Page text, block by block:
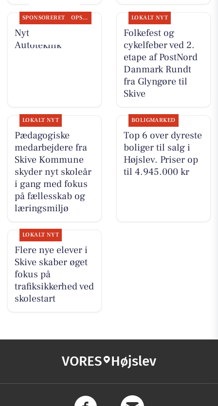
SPONSORERET OPSLAGSTAVLEN
Nyt fra JM
Autoteknik
LOKALT NYT
Folkefest og
cykelfeber ved 2.
etape af PostNord
Danmark Rundt
fra Glyngøre til
Skive
LOKALT NYT
Pædagogiske
medarbejdere fra
Skive Kommune
skyder nyt skoleår
i gang med fokus
på fællesskab og
læringsmiljø
BOLIGMARKED
Top 6 over dyreste
boliger til salg i
Højslev. Priser op
til 4.945.000 kr
LOKALT NYT
Flere nye elever i
Skive skaber øget
fokus på
trafiksikkerhed ved
skolestart
VORES Højslev